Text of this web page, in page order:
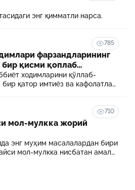
энг қимматли нарса.
785
фарзандларининг
қисми қоплаб
ходимларини қўллаб-
қатор имтиёз ва кафолатлар
тўланадиган контракт
қоплаб бериш тартибидир
710
мол-мулкка жорий
энг муҳим масалалардан бири
мол-мулкка нисбатан амал